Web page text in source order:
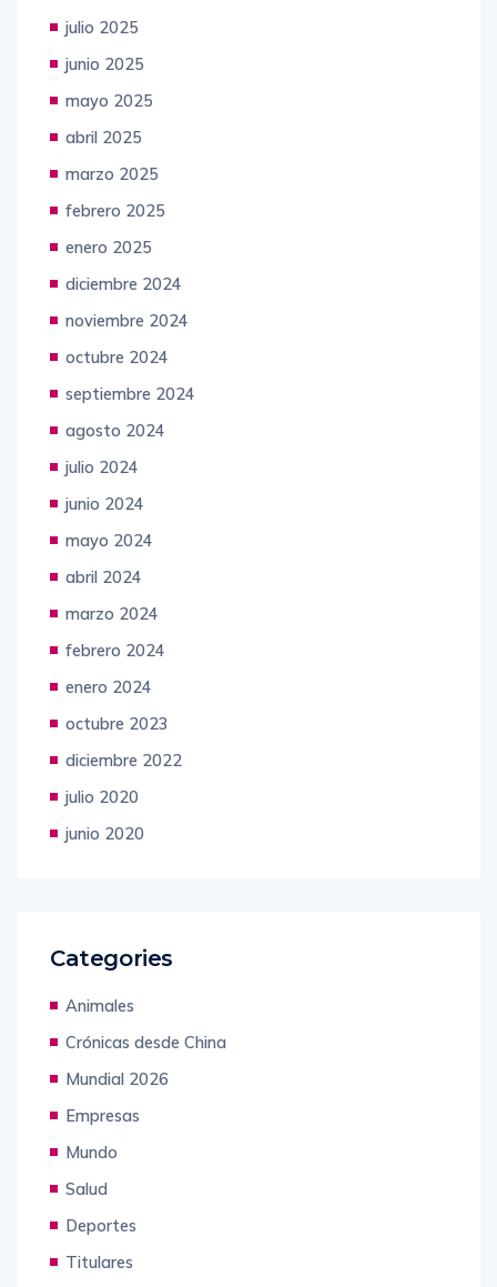
julio 2025
junio 2025
mayo 2025
abril 2025
marzo 2025
febrero 2025
enero 2025
diciembre 2024
noviembre 2024
octubre 2024
septiembre 2024
agosto 2024
julio 2024
junio 2024
mayo 2024
abril 2024
marzo 2024
febrero 2024
enero 2024
octubre 2023
diciembre 2022
julio 2020
junio 2020
Categories
Animales
Crónicas desde China
Mundial 2026
Empresas
Mundo
Salud
Deportes
Titulares